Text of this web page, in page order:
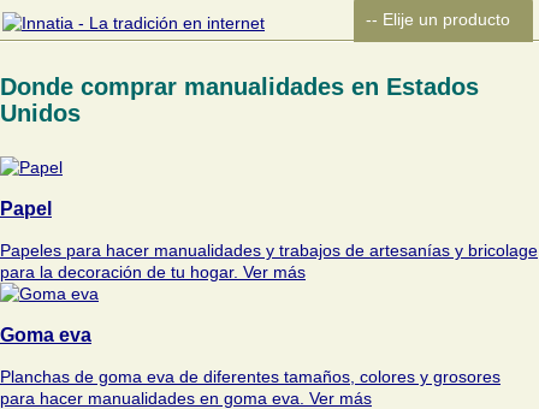
Donde comprar manualidades en Estados
Unidos
Papel
Papeles para hacer manualidades y trabajos de artesanías y bricolage
para la decoración de tu hogar. Ver más
Goma eva
Planchas de goma eva de diferentes tamaños, colores y grosores
para hacer manualidades en goma eva. Ver más